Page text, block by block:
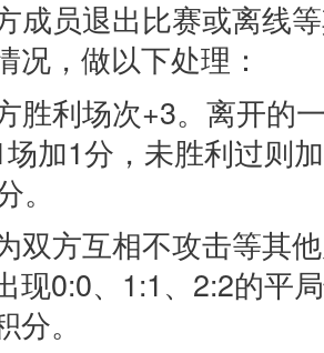
成员退出比赛或离线
况，做以下处理：
胜利场次+3。离开的
加1分，未胜利过则
双方互相不攻击等其
现0:0、1:1、2:2的平
。